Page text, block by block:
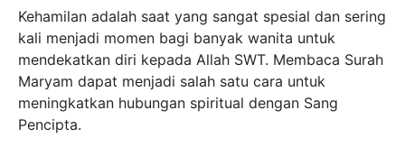
Kehamilan adalah saat yang sangat spesial dan sering
kali menjadi momen bagi banyak wanita untuk
mendekatkan diri kepada Allah SWT. Membaca Surah
Maryam dapat menjadi salah satu cara untuk
meningkatkan hubungan spiritual dengan Sang
Pencipta.